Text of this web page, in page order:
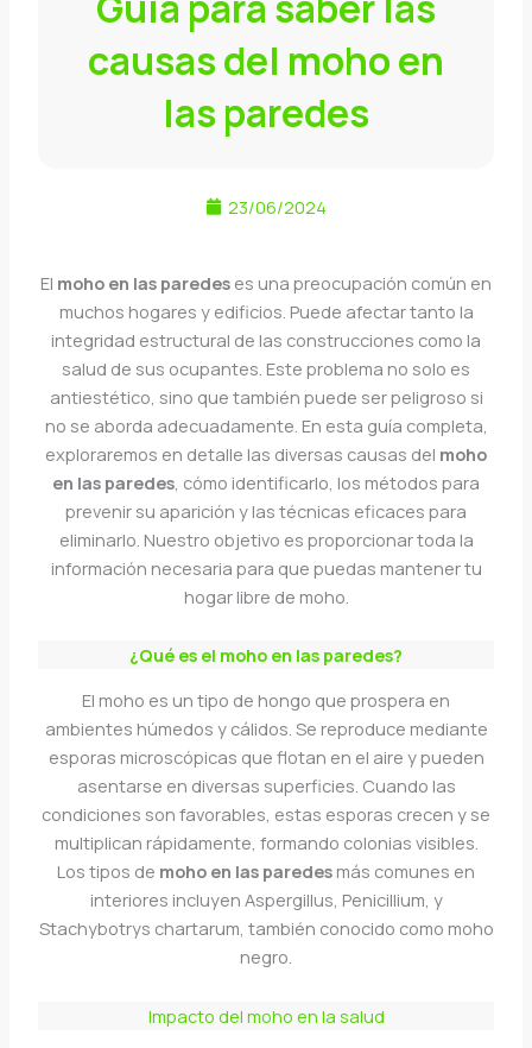
causas del moho en
las paredes
23/06/2024
El moho en las paredes es una preocupación común en
muchos hogares y edificios. Puede afectar tanto la
integridad estructural de las construcciones como la
salud de sus ocupantes. Este problema no solo es
antiestético, sino que también puede ser peligroso si
no se aborda adecuadamente. En esta guía completa,
exploraremos en detalle las diversas causas del moho
en las paredes , cómo identificarlo, los métodos para
prevenir su aparición y las técnicas eficaces para
eliminarlo. Nuestro objetivo es proporcionar toda la
información necesaria para que puedas mantener tu
hogar libre de moho.
¿Qué es el moho en las paredes?
El moho es un tipo de hongo que prospera en
ambientes húmedos y cálidos. Se reproduce mediante
esporas microscópicas que flotan en el aire y pueden
asentarse en diversas superficies. Cuando las
condiciones son favorables, estas esporas crecen y se
multiplican rápidamente, formando colonias visibles.
Los tipos de moho en las paredes más comunes en
interiores incluyen Aspergillus, Penicillium, y
Stachybotrys chartarum, también conocido como moho
negro.
Impacto del moho en la salud